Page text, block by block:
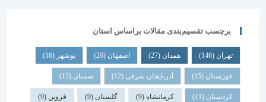
برچسب تقسیم‌بندی مقالات براساس استان
همدان اصفهان (20) بوشهر
خوزستان(15) آذربایجان شرقی(12) سمنان (12)
کردستان(11) کرمانشاه(9) گلستان (9) قزوین